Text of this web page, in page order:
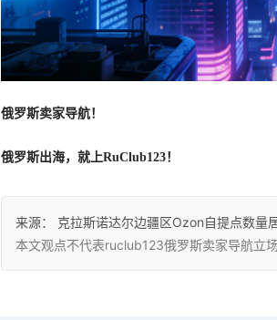
俄罗斯卖家导航！
俄罗斯出海，就上RuClub123！
来源：
克拉斯诺达尔边疆区Ozon自提点数量
本文观点不代表ruclub123俄罗斯卖家导航立